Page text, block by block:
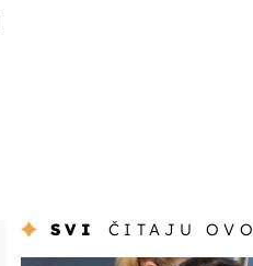
SVI ČITAJU OVO